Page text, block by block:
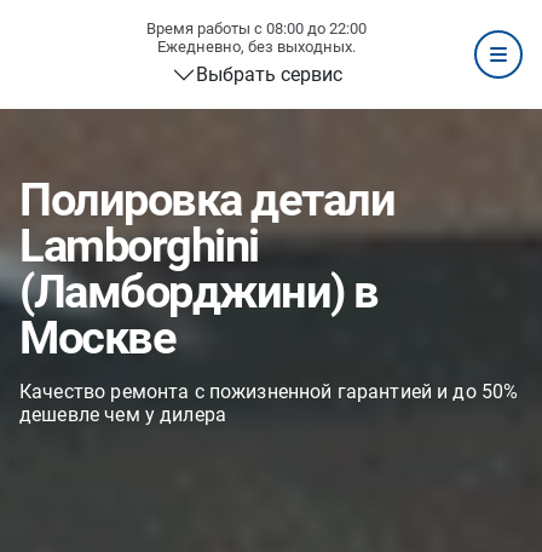
Время работы с 08:00 до 22:00
Ежедневно, без выходных.
Выбрать сервис
Полировка детали
Lamborghini
(Ламборджини) в
Москве
Качество ремонта с пожизненной гарантией и до 50%
дешевле чем у дилера